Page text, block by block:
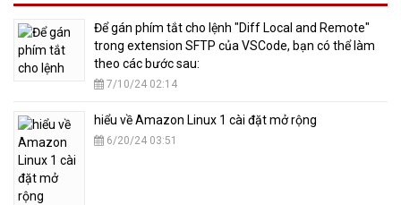
​Để gán phím tắt cho lệnh "Diff Local and Remote"
trong extension SFTP của VSCode, bạn có thể làm
theo các bước sau:
7/10/24 02:14
hiểu về Amazon Linux 1 cài đặt mở rộng
6/20/24 03:51